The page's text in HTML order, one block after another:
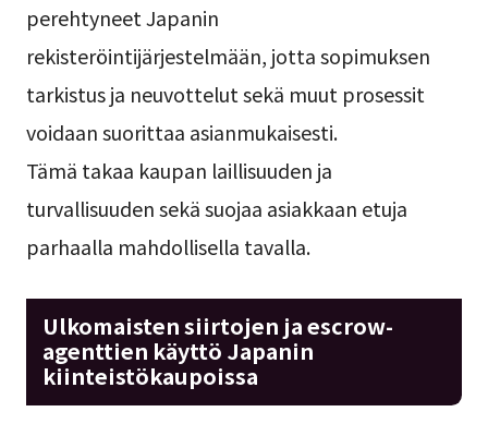
perehtyneet Japanin
rekisteröintijärjestelmään, jotta sopimuksen
tarkistus ja neuvottelut sekä muut prosessit
voidaan suorittaa asianmukaisesti.
Tämä takaa kaupan laillisuuden ja
turvallisuuden sekä suojaa asiakkaan etuja
parhaalla mahdollisella tavalla.
Ulkomaisten siirtojen ja escrow-
agenttien käyttö Japanin
kiinteistökaupoissa